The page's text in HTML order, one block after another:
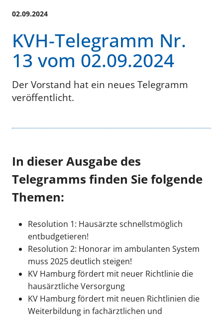
02.09.2024
KVH-Telegramm Nr.
13 vom 02.09.2024
Der Vorstand hat ein neues Telegramm
veröffentlicht.
In dieser Ausgabe des
Telegramms finden Sie folgende
Themen:
Resolution 1: Hausärzte schnellstmöglich
entbudgetieren!
Resolution 2: Honorar im ambulanten System
muss 2025 deutlich steigen!
KV Hamburg fördert mit neuer Richtlinie die
hausärztliche Versorgung
KV Hamburg fördert mit neuen Richtlinien die
Weiterbildung in fachärztlichen und